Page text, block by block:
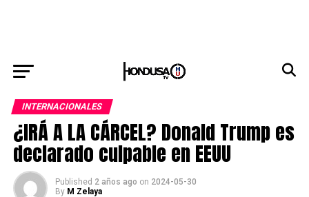
INTERNACIONALES
¿IRÁ A LA CÁRCEL? Donald Trump es
declarado culpable en EEUU
Published 2 años ago on 2024-05-30
By M Zelaya